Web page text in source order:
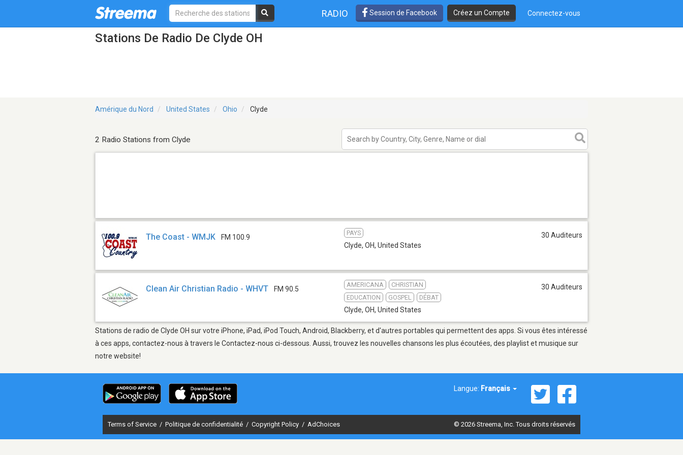
RADIO Session de Facebook Créez un Compte Connectez-vous
Stations De Radio De Clyde OH
Amérique du Nord United States Ohio Clyde
2 Radio Stations from Clyde
The Coast - WMJK FM 100.9
PAYS
Clyde, OH, United States
30 Auditeurs
Clean Air Christian Radio - WHVT FM 90.5
AMERICANA
CHRISTIAN
EDUCATION
GOSPEL DÉBAT
Clyde, OH, United States
30 Auditeurs
Stations de radio de Clyde OH sur votre iPhone, iPad, iPod Touch, Android, Blackberry, et d'autres portables qui permettent des apps. Si vous êtes intéressé
à ces apps, contactez-nous à travers le Contactez-nous ci-dessous. Aussi, trouvez les nouvelles chansons les plus écoutées, des playlist et musique sur
notre website!
Langue: Français
Terms of Service / Politique de confidentialité / Copyright Policy / AdChoices © 2026 Streema, Inc. Tous droits réservés